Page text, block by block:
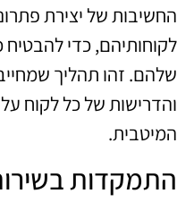
החשיבות של יצירת
לקוחותיהם, כדי להבטיח
שלהם. זהו תהליך
והדרישות של כל לקוח
המיטבית.
התמקדות